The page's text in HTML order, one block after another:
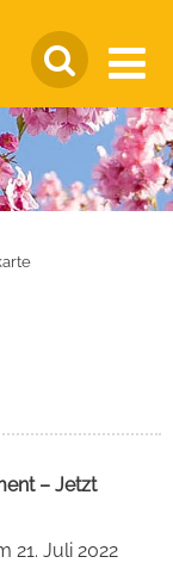
– Jetzt
21. Juli 2022